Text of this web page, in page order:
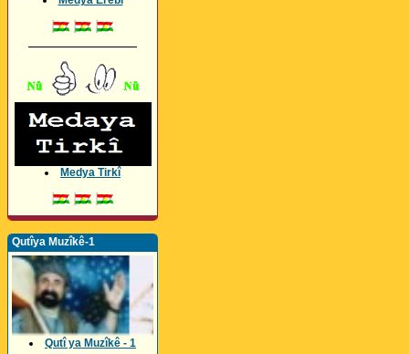
Medya Tirkî
Qutîya Muzîkê-1
Qutî ya Muzîkê - 1